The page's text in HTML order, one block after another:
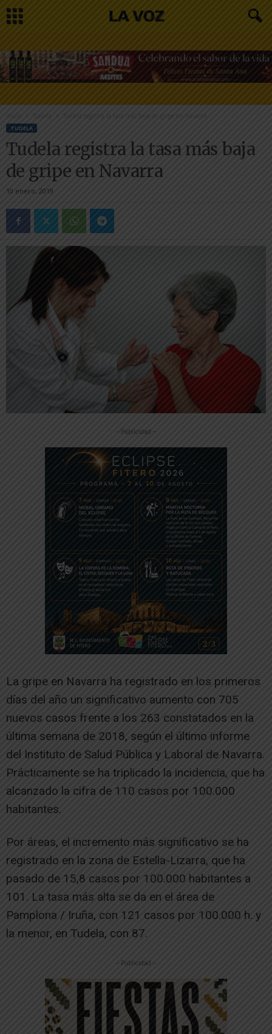
Inicio Tudela Tudela registra la tasa más baja de gripe en Navarra
TUDELA
Tudela registra la tasa más baja
de gripe en Navarra
10 enero, 2019
-- Publicidad --
La gripe en Navarra ha registrado en los primeros
días del año un significativo aumento con 705
nuevos casos frente a los 263 constatados en la
última semana de 2018, según el último informe
del Instituto de Salud Pública y Laboral de Navarra.
Prácticamente se ha triplicado la incidencia, que ha
alcanzado la cifra de 110 casos por 100.000
habitantes.
Por áreas, el incremento más significativo se ha
registrado en la zona de Estella-Lizarra, que ha
pasado de 15,8 casos por 100.000 habitantes a
101. La tasa más alta se da en el área de
Pamplona / Iruña, con 121 casos por 100.000 h. y
la menor, en Tudela, con 87.
-- Publicidad --